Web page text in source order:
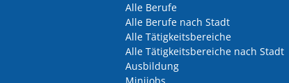
Alle Berufe
Alle Berufe nach Stadt
Alle Tätigkeitsbereiche
Alle Tätigkeitsbereiche nach Stadt
Ausbildung